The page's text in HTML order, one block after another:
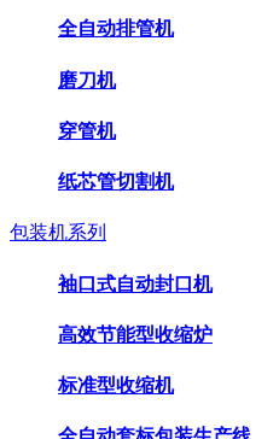
全自动排管机
磨刀机
穿管机
纸芯管切割机
包装机系列
袖口式自动封口机
高效节能型收缩炉
标准型收缩机